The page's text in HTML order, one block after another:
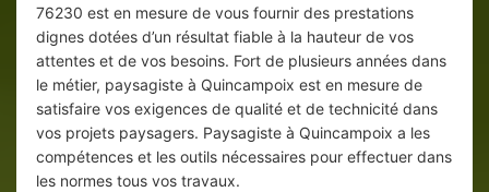
76230 est en mesure de vous fournir des prestations
dignes dotées d’un résultat fiable à la hauteur de vos
attentes et de vos besoins. Fort de plusieurs années dans
le métier, paysagiste à Quincampoix est en mesure de
satisfaire vos exigences de qualité et de technicité dans
vos projets paysagers. Paysagiste à Quincampoix a les
compétences et les outils nécessaires pour effectuer dans
les normes tous vos travaux.